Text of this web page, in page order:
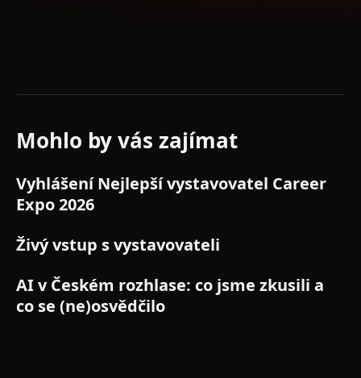
Mohlo by vás zajímat
HLAVNÍ STAGE
Vyhlášení Nejlepší vystavovatel Career
Expo 2026
HLAVNÍ STAGE
Živý vstup s vystavovateli
HLAVNÍ STAGE
AI v Českém rozhlase: co jsme zkusili a
co se (ne)osvědčilo